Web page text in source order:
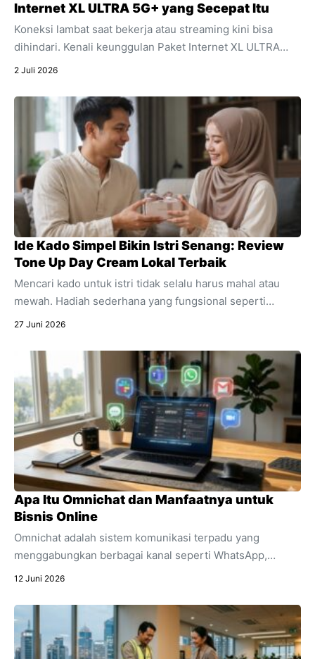
Internet XL ULTRA 5G+ yang Secepat Itu
Koneksi lambat saat bekerja atau streaming kini bisa
dihindari. Kenali keunggulan Paket Internet XL ULTRA
5G+ yang menawarkan kecepatan ultra dan stabilitas
2 Juli 2026
Ide Kado Simpel Bikin Istri Senang: Review
Tone Up Day Cream Lokal Terbaik
Mencari kado untuk istri tidak selalu harus mahal atau
mewah. Hadiah sederhana yang fungsional seperti
skincare sering kali jauh lebih berkesan. Temukan alasan
dijadikan kado spesial untuk mendukung aktivitasnya.
27 Juni 2026
Apa Itu Omnichat dan Manfaatnya untuk
Bisnis Online
Omnichat adalah sistem komunikasi terpadu yang
menggabungkan berbagai kanal seperti WhatsApp,
Instagram, dan live chat ke dalam satu dashboard.
perbedaannya dengan multichannel, dan manfaat
utamanya untuk efisiensi bisnis online Anda.
12 Juni 2026